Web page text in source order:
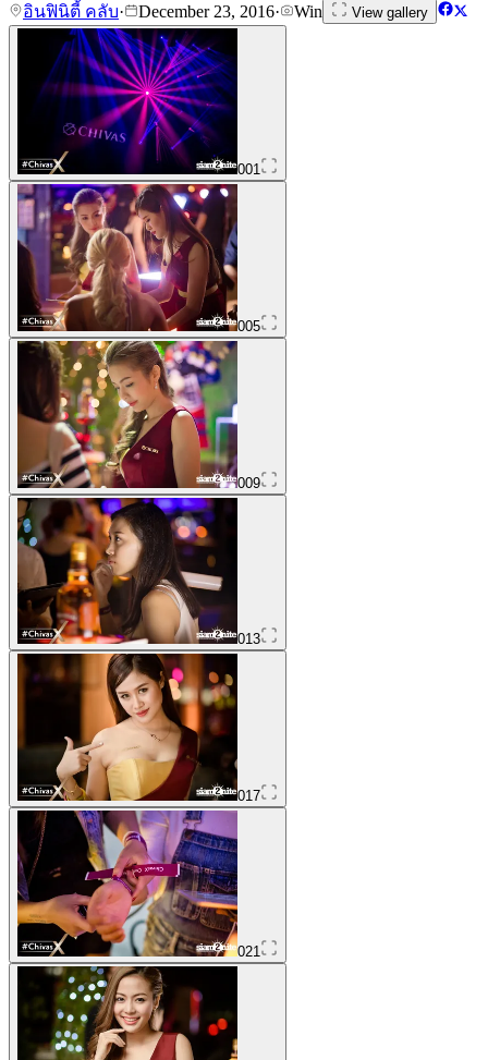
อินฟินิตี้ คลับ· December 23, 2016· Win View gallery
001
005
009
013
017
021